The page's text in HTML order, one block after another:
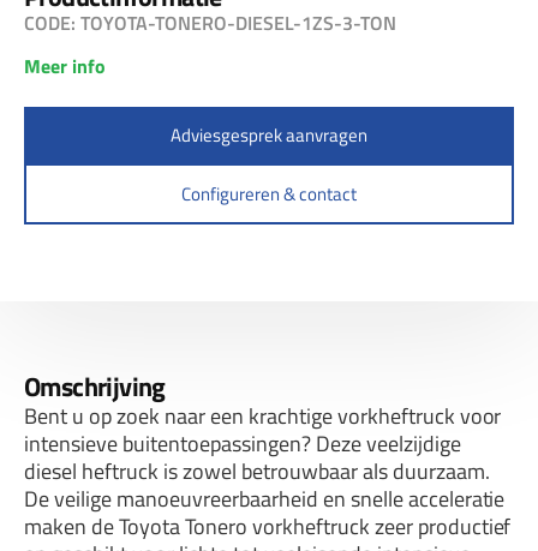
CODE: TOYOTA-TONERO-DIESEL-1ZS-3-TON
Meer info
Adviesgesprek aanvragen
Configureren & contact
Omschrijving
Bent u op zoek naar een krachtige vorkheftruck voor
intensieve buitentoepassingen? Deze veelzijdige
diesel heftruck is zowel betrouwbaar als duurzaam.
De veilige manoeuvreerbaarheid en snelle acceleratie
maken de Toyota Tonero vorkheftruck zeer productief